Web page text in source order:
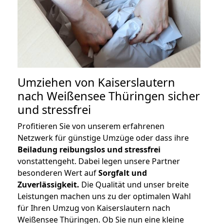
Umziehen von Kaiserslautern
nach Weißensee Thüringen sicher
und stressfrei
Profitieren Sie von unserem erfahrenen
Netzwerk für günstige Umzüge oder dass ihre
Beiladung reibungslos und stressfrei
vonstattengeht. Dabei legen unsere Partner
besonderen Wert aufSorgfalt und
Zuverlässigkeit. Die Qualität und unser breite
Leistungen machen uns zu der optimalen Wahl
für Ihren Umzug von Kaiserslautern nach
Weißensee Thüringen. Ob Sie nun eine kleine